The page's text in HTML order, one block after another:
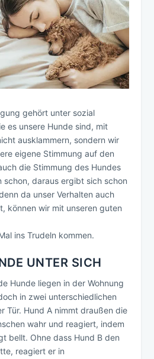
gehört unter sozial
es unsere Hunde sind, mit
ausklammern, sondern wir
eigene Stimmung auf den
die Stimmung des Hundes
schon, daraus ergibt sich schon
da unser Verhalten auch
können wir mit unseren guten
ins Trudeln kommen.
UNTER SICH
Hunde liegen in der Wohnung
in zwei unterschiedlichen
Tür. Hund A nimmt draußen die
wahr und reagiert, indem
bellt. Ohne dass Hund B den
reagiert er in